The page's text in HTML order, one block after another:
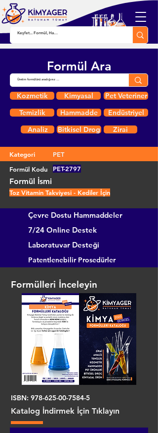
Formül Ara
Kozmetik Kimyasal
Pet Veteriner
Temizlik
Hammadde
Endüstriyel
Analiz
Bitkisel Drog Zirai
Kategori
PET
Formül Kodu
PET-2797
Formül İsmi
Toz Vitamin Takviyesi - Kediler İçin
Çevre Dostu Hammaddeler
7/24 Online Destek
Laboratuvar Desteği
Patentlenebilir Prosedürler
Formülleri İnceleyin
ISBN: 978-625-00-7584-5
Katalog İndirmek İçin Tıklayın